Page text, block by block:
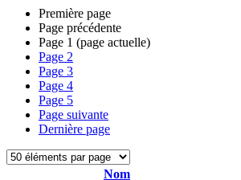
Première page
Page précédente
Page 1 (page actuelle)
Page 2
Page 3
Page 4
Page 5
Page suivante
Dernière page
Nom